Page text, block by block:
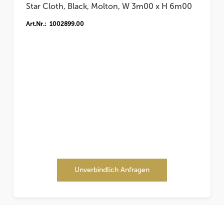
Star Cloth, Black, Molton, W 3m00 x H 6m00
Art.Nr.: 1002899.00
Unverbindlich Anfragen